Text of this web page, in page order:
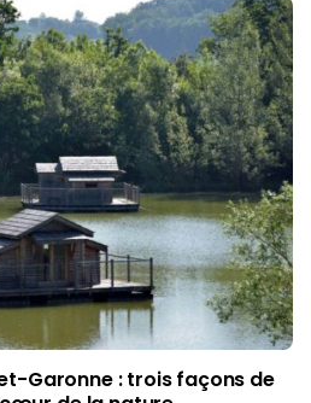
Garonne : trois façons de